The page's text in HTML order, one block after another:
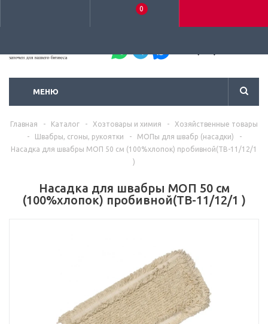
0
МЕНЮ
Главная - Каталог - Хозтовары и химия -
Хозяйственные товары
-
Швабры, сгоны, рукоятки - МОПы для швабр (насадки)
-
Насадка для швабры МОП 50 см (100%хлопок) пробивной(ТВ-11/12/1
)
Насадка для швабры МОП 50 см
(100%хлопок) пробивной(ТВ-11/12/1 )